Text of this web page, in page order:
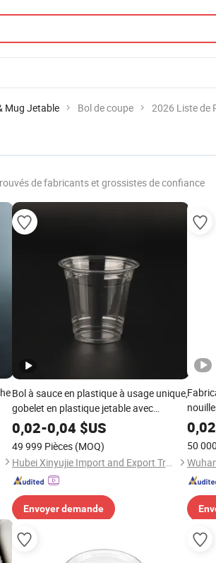
Mug Jetable Bol de coupe 2026 Liste de
de fabricants et grossistes de confiance
Bol à sauce en plastique à usage unique,
gobelet en plastique jetable avec
couvercle plat, portion de tasse
0,02-0,04 $US
49 999 Pièces (MOQ)
Hubei Xinyujie Import and Export Trading Co., Ltd.
Envoyer demande
0,02
50